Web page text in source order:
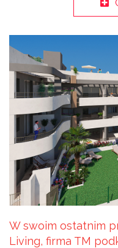
W swoim ostatnim
Living, firma TM